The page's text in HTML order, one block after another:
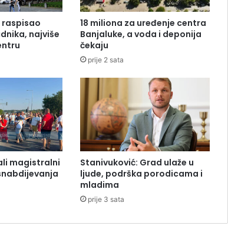
raspisao
najviše
18 miliona za uređenje centra
Banjaluke, a voda i deponija
čekaju
prije 2 sata
magistralni
Stanivuković: Grad ulaže u
ljude, podrška porodicama i
mladima
prije 3 sata